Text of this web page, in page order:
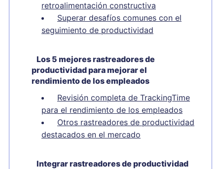
retroalimentación constructiva
Superar desafíos comunes con el
seguimiento de productividad
Los 5 mejores rastreadores de
productividad para mejorar el
rendimiento de los empleados
Revisión completa de TrackingTime
para el rendimiento de los empleados
Otros rastreadores de productividad
destacados en el mercado
Integrar rastreadores de productividad